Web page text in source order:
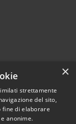
×
strettamente
del sito,
fine di elaborare
anonime.